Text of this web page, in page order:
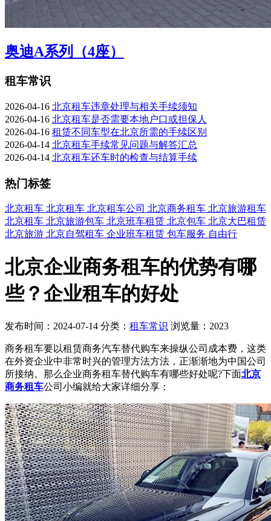
奥迪A系列（4座）
租车常识
2026-04-16 北京租车违章处理与相关手续须知
2026-04-16 北京租车是否需要本地户口或担保人
2026-04-16 租赁不同车型在北京所需的手续区别
2026-04-14 北京租车手续常见问题与解答汇总
2026-04-14 北京租车还车时的检查与结算手续
热门标签
北京租车 北京租车 北京租车公司 北京商务租车 北京旅游租车
北京租车 北京旅游包车 北京班车租赁 北京包车 北京大巴租赁
北京旅游 北京自驾租车 企业班车租赁 包车服务 自由行
北京企业商务租车的优势有哪
些？企业租车的好处
发布时间：2024-07-14 分类： 租车常识 浏览量：2023
商务租车要以租赁商务汽车替代购车来操纵公司成本费，这类
在外资企业中非常时兴的管理方法方法，正渐渐地为中国公司
所接纳。那么企业商务租车替代购车有哪些好处呢?下面北京
商务租车公司小编就给大家详细分享：